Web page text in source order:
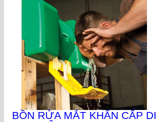
BỒN RỬA MẮT KHẨN CẤP DI